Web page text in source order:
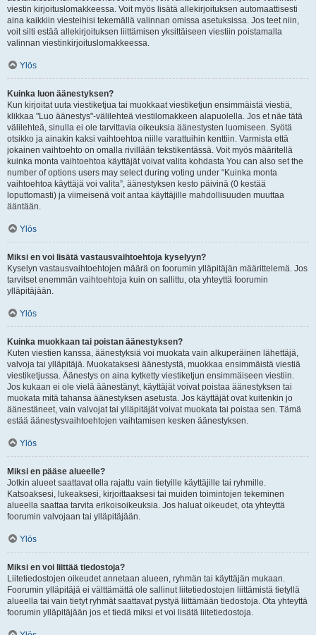
viestin kirjoituslomakkeessa. Voit myös lisätä allekirjoituksen automaattisesti
aina kaikkiin viesteihisi tekemällä valinnan omissa asetuksissa. Jos teet niin,
voit silti estää allekirjoituksen liittämisen yksittäiseen viestiin poistamalla
valinnan viestinkirjoituslomakkeessa.
Ylös
Kuinka luon äänestyksen?
Kun kirjoitat uuta viestiketjua tai muokkaat viestiketjun ensimmäistä viestiä,
klikkaa "Luo äänestys"-välilehteä viestilomakkeen alapuolella. Jos et näe tätä
välilehteä, sinulla ei ole tarvittavia oikeuksia äänestysten luomiseen. Syötä
otsikko ja ainakin kaksi vaihtoehtoa niille varattuihin kenttiin. Varmista että
jokainen vaihtoehto on omalla rivillään tekstikentässä. Voit myös määritellä
kuinka monta vaihtoehtoa käyttäjät voivat valita kohdasta You can also set the
number of options users may select during voting under “Kuinka monta
vaihtoehtoa käyttäjä voi valita”, äänestyksen kesto päivinä (0 kestää
loputtomasti) ja viimeisenä voit antaa käyttäjille mahdollisuuden muuttaa
ääntään.
Ylös
Miksi en voi lisätä vastausvaihtoehtoja kyselyyn?
Kyselyn vastausvaihtoehtojen määrä on foorumin ylläpitäjän määrittelemä. Jos
tarvitset enemmän vaihtoehtoja kuin on sallittu, ota yhteyttä foorumin
ylläpitäjään.
Ylös
Kuinka muokkaan tai poistan äänestyksen?
Kuten viestien kanssa, äänestyksiä voi muokata vain alkuperäinen lähettäjä,
valvoja tai ylläpitäjä. Muokataksesi äänestystä, muokkaa ensimmäistä viestiä
viestiketjussa. Äänestys on aina kytketty viestiketjun ensimmäiseen viestiin.
Jos kukaan ei ole vielä äänestänyt, käyttäjät voivat poistaa äänestyksen tai
muokata mitä tahansa äänestyksen asetusta. Jos käyttäjät ovat kuitenkin jo
äänestäneet, vain valvojat tai ylläpitäjät voivat muokata tai poistaa sen. Tämä
estää äänestysvaihtoehtojen vaihtamisen kesken äänestyksen.
Ylös
Miksi en pääse alueelle?
Jotkin alueet saattavat olla rajattu vain tietyille käyttäjille tai ryhmille.
Katsoaksesi, lukeaksesi, kirjoittaaksesi tai muiden toimintojen tekeminen
alueella saattaa tarvita erikoisoikeuksia. Jos haluat oikeudet, ota yhteyttä
foorumin valvojaan tai ylläpitäjään.
Ylös
Miksi en voi liittää tiedostoja?
Liitetiedostojen oikeudet annetaan alueen, ryhmän tai käyttäjän mukaan.
Foorumin ylläpitäjä ei välttämättä ole sallinut liitetiedostojen liittämistä tietyllä
alueella tai vain tietyt ryhmät saattavat pystyä liittämään tiedostoja. Ota yhteyttä
foorumin ylläpitäjään jos et tiedä miksi et voi lisätä liitetiedostoja.